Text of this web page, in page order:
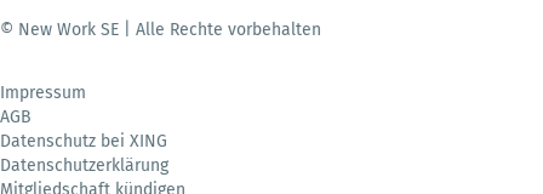
© New Work SE | Alle Rechte vorbehalten
Impressum
AGB
Datenschutz bei XING
Datenschutzerklärung
Mitgliedschaft kündigen